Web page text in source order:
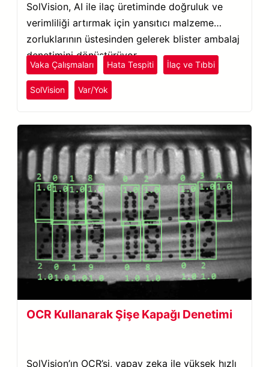
SolVision, AI ile ilaç üretiminde doğruluk ve
verimliliği artırmak için yansıtıcı malzeme
zorluklarının üstesinden gelerek blister ambalaj
denetimini dönüştürüyor.
Vaka Çalışmaları Hata Tespiti İlaç ve Tıbbi
SolVision Var/Yok
OCR Kullanarak Şişe Kapağı Denetimi
SolVision’ın OCR’si, yapay zeka ile yüksek hızlı